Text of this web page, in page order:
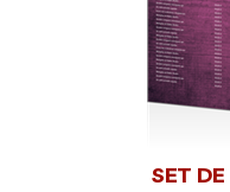
SET